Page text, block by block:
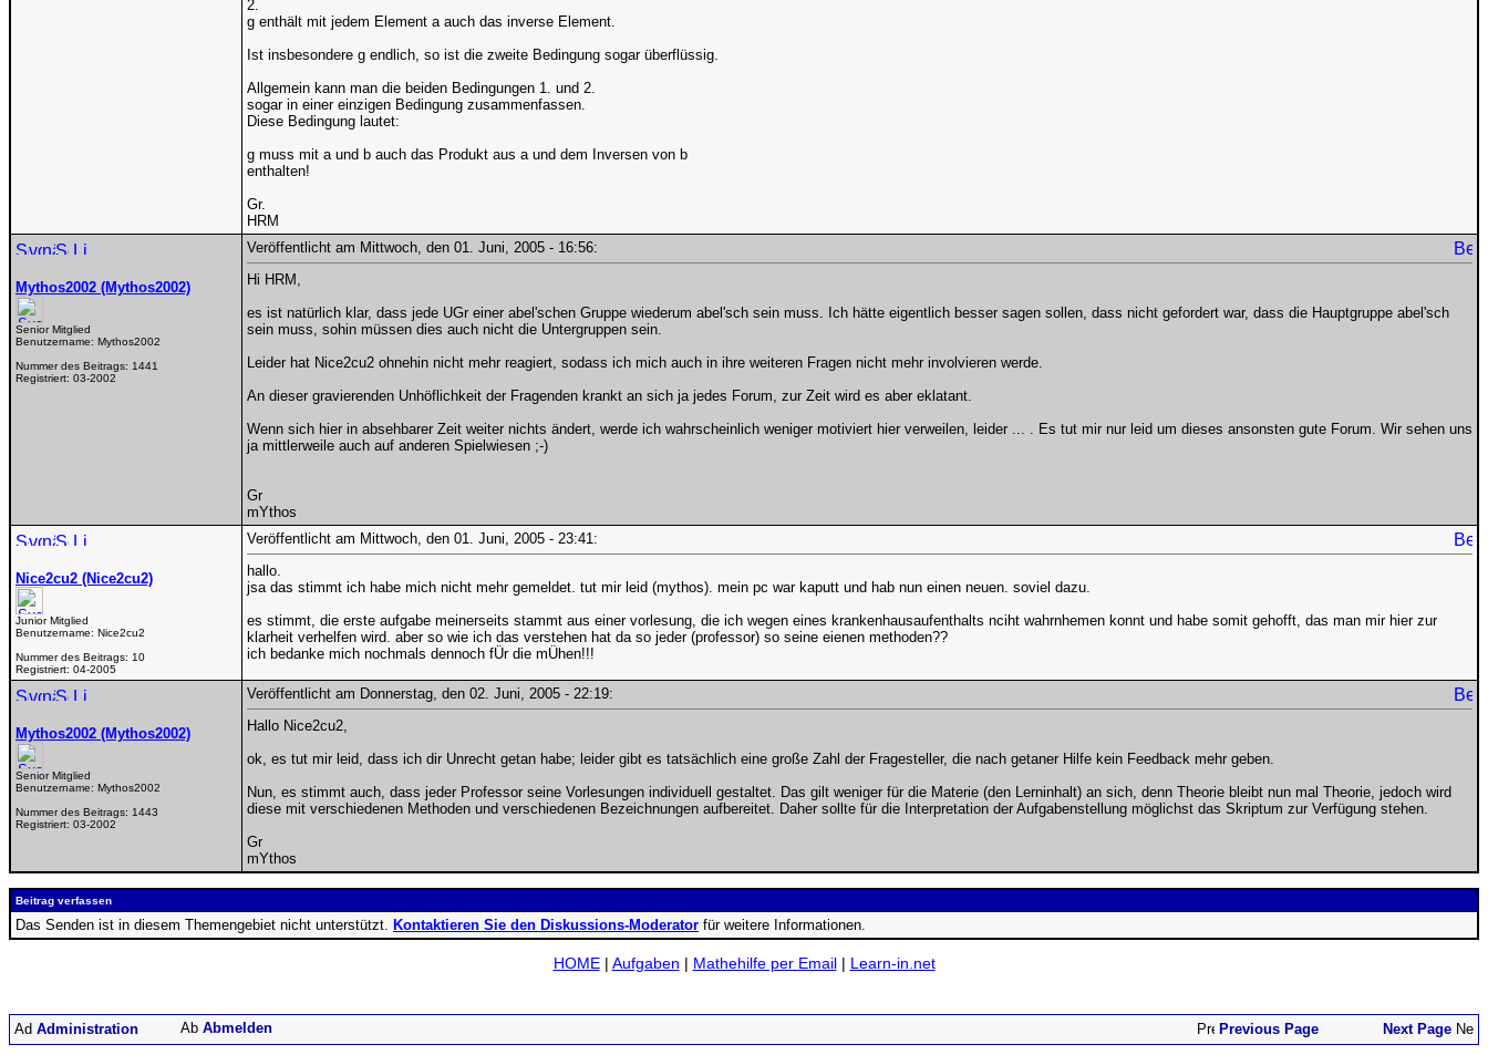
2.
g enthält mit jedem Element a auch das inverse Element.
Ist insbesondere g endlich, so ist die zweite Bedingung sogar überflüssig.
Allgemein kann man die beiden Bedingungen 1. und 2.
sogar in einer einzigen Bedingung zusammenfassen.
Diese Bedingung lautet:
g muss mit a und b auch das Produkt aus a und dem Inversen von b
enthalten!
Gr.
HRM
Mythos2002 (Mythos2002)
Senior Mitglied
Benutzername: Mythos2002
Nummer des Beitrags: 1441
Registriert: 03-2002
Veröffentlicht am Mittwoch, den 01. Juni, 2005 - 16:56:
Hi HRM,
es ist natürlich klar, dass jede UGr einer abel'schen Gruppe wiederum abel'sch sein muss. Ich hätte eigentlich besser sagen sollen, dass nicht gefordert war, dass die Hauptgruppe abel'sch
sein muss, sohin müssen dies auch nicht die Untergruppen sein.
Leider hat Nice2cu2 ohnehin nicht mehr reagiert, sodass ich mich auch in ihre weiteren Fragen nicht mehr involvieren werde.
An dieser gravierenden Unhöflichkeit der Fragenden krankt an sich ja jedes Forum, zur Zeit wird es aber eklatant.
Wenn sich hier in absehbarer Zeit weiter nichts ändert, werde ich wahrscheinlich weniger motiviert hier verweilen, leider ... . Es tut mir nur leid um dieses ansonsten gute Forum. Wir sehen uns
ja mittlerweile auch auf anderen Spielwiesen ;-)
Gr
mYthos
Nice2cu2 (Nice2cu2)
Junior Mitglied
Benutzername: Nice2cu2
Nummer des Beitrags: 10
Registriert: 04-2005
Veröffentlicht am Mittwoch, den 01. Juni, 2005 - 23:41:
hallo.
jsa das stimmt ich habe mich nicht mehr gemeldet. tut mir leid (mythos). mein pc war kaputt und hab nun einen neuen. soviel dazu.
es stimmt, die erste aufgabe meinerseits stammt aus einer vorlesung, die ich wegen eines krankenhausaufenthalts nciht wahrnhemen konnt und habe somit gehofft, das man mir hier zur
klarheit verhelfen wird. aber so wie ich das verstehen hat da so jeder (professor) so seine eienen methoden??
ich bedanke mich nochmals dennoch fÜr die mÜhen!!!
Mythos2002 (Mythos2002)
Senior Mitglied
Benutzername: Mythos2002
Nummer des Beitrags: 1443
Registriert: 03-2002
Veröffentlicht am Donnerstag, den 02. Juni, 2005 - 22:19:
Hallo Nice2cu2,
ok, es tut mir leid, dass ich dir Unrecht getan habe; leider gibt es tatsächlich eine große Zahl der Fragesteller, die nach getaner Hilfe kein Feedback mehr geben.
Nun, es stimmt auch, dass jeder Professor seine Vorlesungen individuell gestaltet. Das gilt weniger für die Materie (den Lerninhalt) an sich, denn Theorie bleibt nun mal Theorie, jedoch wird
diese mit verschiedenen Methoden und verschiedenen Bezeichnungen aufbereitet. Daher sollte für die Interpretation der Aufgabenstellung möglichst das Skriptum zur Verfügung stehen.
Gr
mYthos
Beitrag verfassen
Das Senden ist in diesem Themengebiet nicht unterstützt. Kontaktieren Sie den Diskussions-Moderator für weitere Informationen.
HOME| Aufgaben | Mathehilfe per Email| Learn-in.net
Administration Abmelden Previous Page Next Page